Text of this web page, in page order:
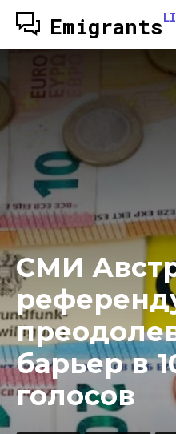
Emigrants
СМИ
барьер в
голосов